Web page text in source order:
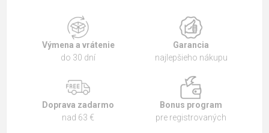
Výmena a vrátenie
do 30 dní
Garancia
najlepšieho nákupu
Doprava zadarmo
nad 63 €
Bonus program
pre registrovaných